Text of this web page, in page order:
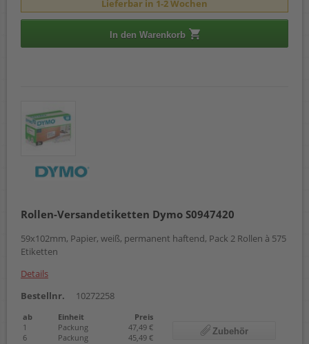
Lieferbar in 1-2 Wochen
In den Warenkorb
Rollen-Versandetiketten Dymo S0947420
59x102mm, Papier, weiß, permanent haftend, Pack 2 Rollen à 575
Etiketten
Details
Bestellnr.
10272258
ab Einheit
Preis
1
Packung
47,49 €
6
Packung 45,49 €
Zubehör